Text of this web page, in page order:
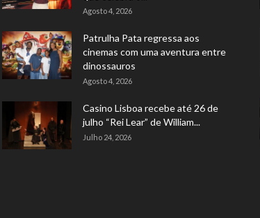
Agosto 4, 2026
Patrulha Pata regressa aos
cinemas com uma aventura entre
dinossauros
Agosto 4, 2026
Casino Lisboa recebe até 26 de
julho “Rei Lear” de William...
Julho 24, 2026